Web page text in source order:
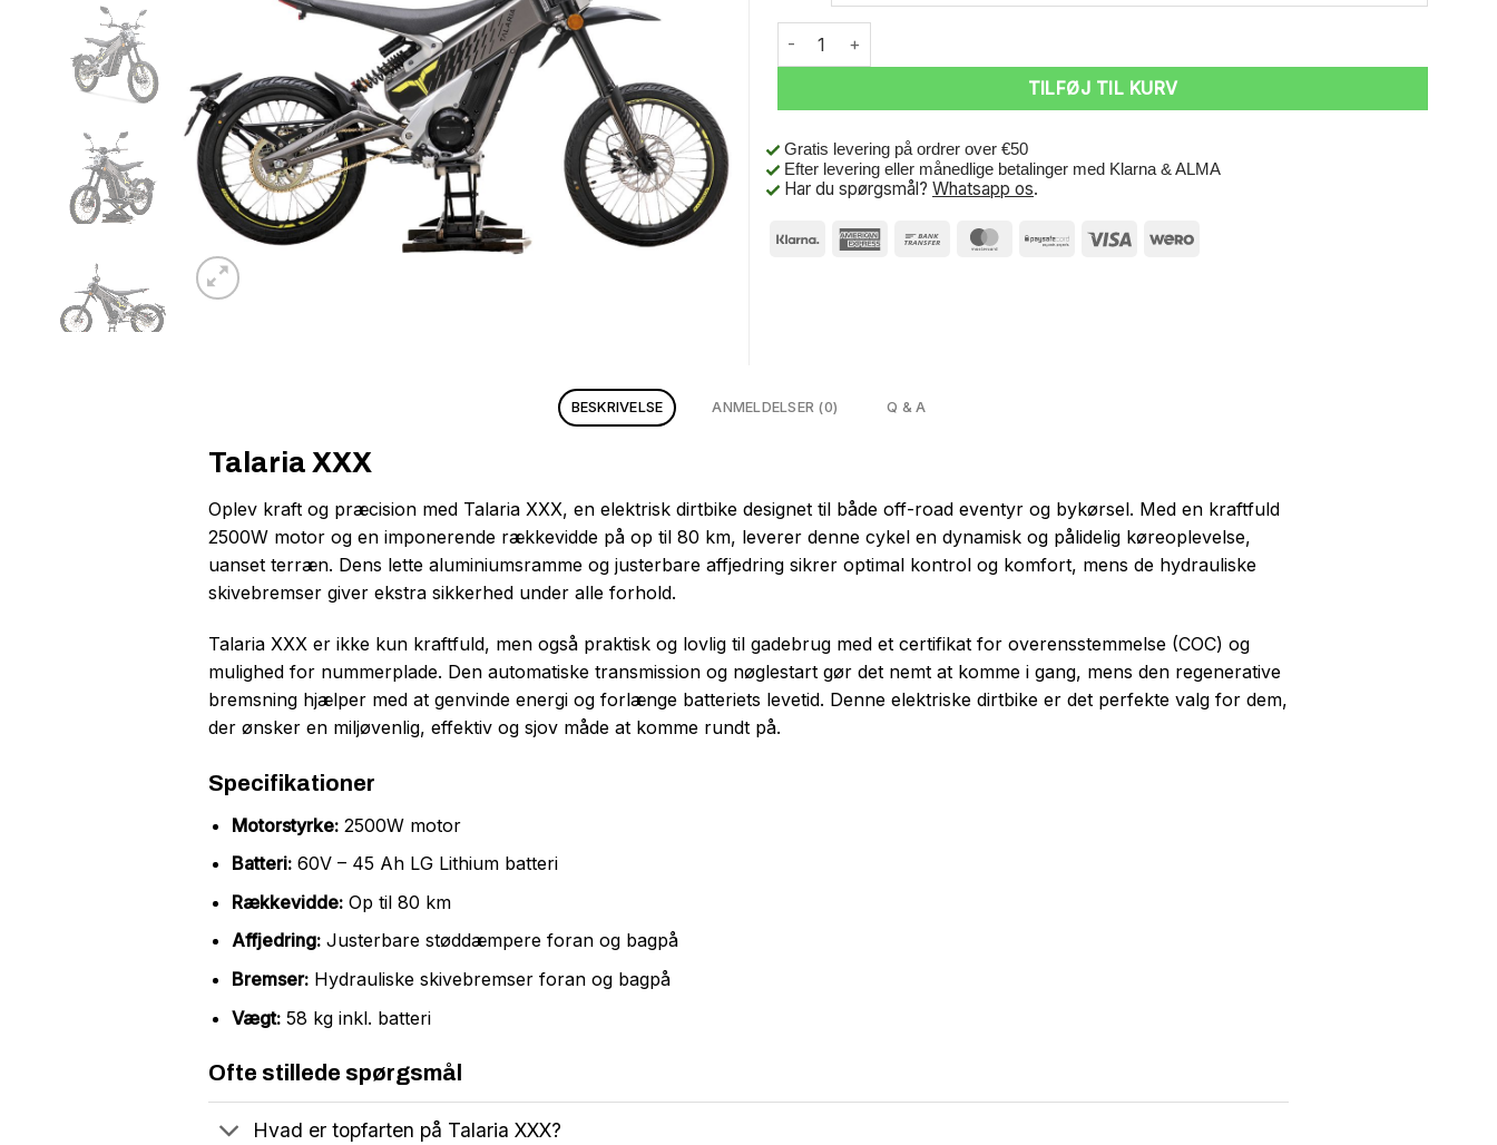
Talaria XXX antal
TILFØJ TIL KURV
Gratis levering på ordrer over €50
Efter levering eller månedlige betalinger med Klarna & ALMA
Har du spørgsmål? Whatsapp os.
BESKRIVELSE ANMELDELSER (0) Q & A
Talaria XXX
Oplev kraft og præcision med Talaria XXX, en elektrisk dirtbike designet til både off-road eventyr og bykørsel. Med en kraftfuld
2500W motor og en imponerende rækkevidde på op til 80 km, leverer denne cykel en dynamisk og pålidelig køreoplevelse,
uanset terræn. Dens lette aluminiumsramme og justerbare affjedring sikrer optimal kontrol og komfort, mens de hydrauliske
skivebremser giver ekstra sikkerhed under alle forhold.
Talaria XXX er ikke kun kraftfuld, men også praktisk og lovlig til gadebrug med et certifikat for overensstemmelse (COC) og
mulighed for nummerplade. Den automatiske transmission og nøglestart gør det nemt at komme i gang, mens den regenerative
bremsning hjælper med at genvinde energi og forlænge batteriets levetid. Denne elektriske dirtbike er det perfekte valg for dem,
der ønsker en miljøvenlig, effektiv og sjov måde at komme rundt på.
Specifikationer
Motorstyrke:2500W motor
Batteri:60V – 45 Ah LG Lithium batteri
Rækkevidde:Op til 80 km
Affjedring:Justerbare støddæmpere foran og bagpå
Bremser:Hydrauliske skivebremser foran og bagpå
Vægt:58 kg inkl. batteri
Ofte stillede spørgsmål
Hvad er topfarten på Talaria XXX?